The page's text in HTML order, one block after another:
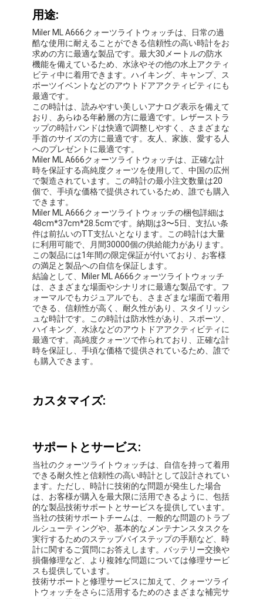
シリコンストラップウォッチ
レディ・クォーツ・ウォッチ
男性用クォーツ時計
クォーツライトウォッチ
デジタルスポーツウォッチ
スタイリッシュなカップルウォッチ
子供の腕時計
ウォッチ パーツ
腕時計 の ベルト の 部品
用途:
Miler ML A666クォーツライトウォッチは、日常の過
酷な使用に耐えることができる信頼性の高い時計をお
求めの方に最適な製品です。最大30メートルの防水
機能を備えているため、水泳やその他の水上アクティ
ビティ中に着用できます。ハイキング、キャンプ、ス
ポーツイベントなどのアウトドアアクティビティにも
最適です。
この時計は、読みやすい美しいアナログ表示を備えて
おり、あらゆる年齢層の方に最適です。レザーストラ
ップの時計バンドは快適で調整しやすく、さまざまな
時を保証する高純度クォーツを使用して、中国の広州
Miler ML A666クォーツライトウォッチの梱包詳細は
48cm*37cm*28.5cmです。納期は3〜5日、支払い条
件は前払いのTT支払いとなります。この時計は大量
に利用可能で、月間30000個の供給能力があります。
この製品には1年間の限定保証が付いており、お客様
の満足と製品への自信を保証します。
結論として、Miler ML A666クォーツライトウォッチ
は、さまざまな場面やシナリオに最適な製品です。フ
ォーマルでもカジュアルでも、さまざまな場面で着用
できる、信頼性が高く、耐久性があり、スタイリッシ
ュな時計です。この時計は防水性があり、スポーツ、
ハイキング、水泳などのアウトドアアクティビティに
最適です。高純度クォーツで作られており、正確な計
時を保証し、手頃な価格で提供されているため、誰で
も購入できます。